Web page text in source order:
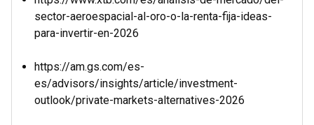
sector-aeroespacial-al-oro-o-la-renta-fija-ideas-
para-invertir-en-2026
https://am.gs.com/es-
es/advisors/insights/article/investment-
outlook/private-markets-alternatives-2026